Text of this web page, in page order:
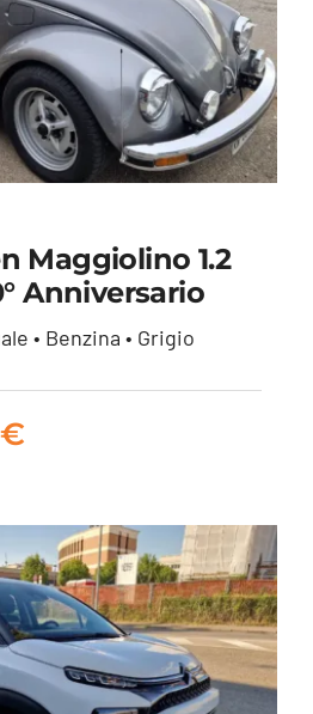
1.2
Maggiolino 1.2
Anniversario
• Benzina • Grigio
€